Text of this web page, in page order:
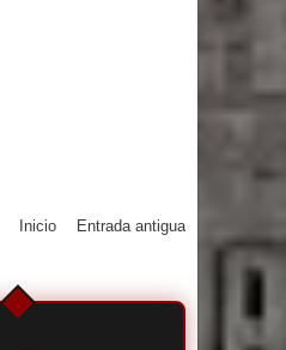
Entrada antigua
Inicio